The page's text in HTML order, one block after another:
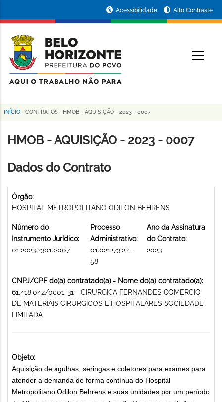
conteúdo
principal
da
Prefeitura
de
Horizonte
Acessibilidade Alto Contraste
Trilha
de
INÍCIO - CONTRATOS - HMOB - AQUISIÇÃO - 2023 - 0007
HMOB - AQUISIÇÃO - 2023 - 0007
Dados do Contrato
Órgão:
HOSPITAL METROPOLITANO ODILON BEHRENS
Número do
Instrumento Jurídico:
01.2023.2301.0007
Processo
Administrativo:
01.021273.22-
58
Ano da Assinatura
do Contrato:
2023
CNPJ/CPF do(a) contratado(a) - Nome do(a) contratado(a):
61.418.042/0001-31 - CIRURGICA FERNANDES COMERCIO
DE MATERIAIS CIRURGICOS E HOSPITALARES SOCIEDADE
LIMITADA
Objeto:
Aquisição de agulhas, seringas e coletores para exames para
atender a demanda de forma contínua do Hospital
Metropolitano Odilon Behrens e suas unidades por um período